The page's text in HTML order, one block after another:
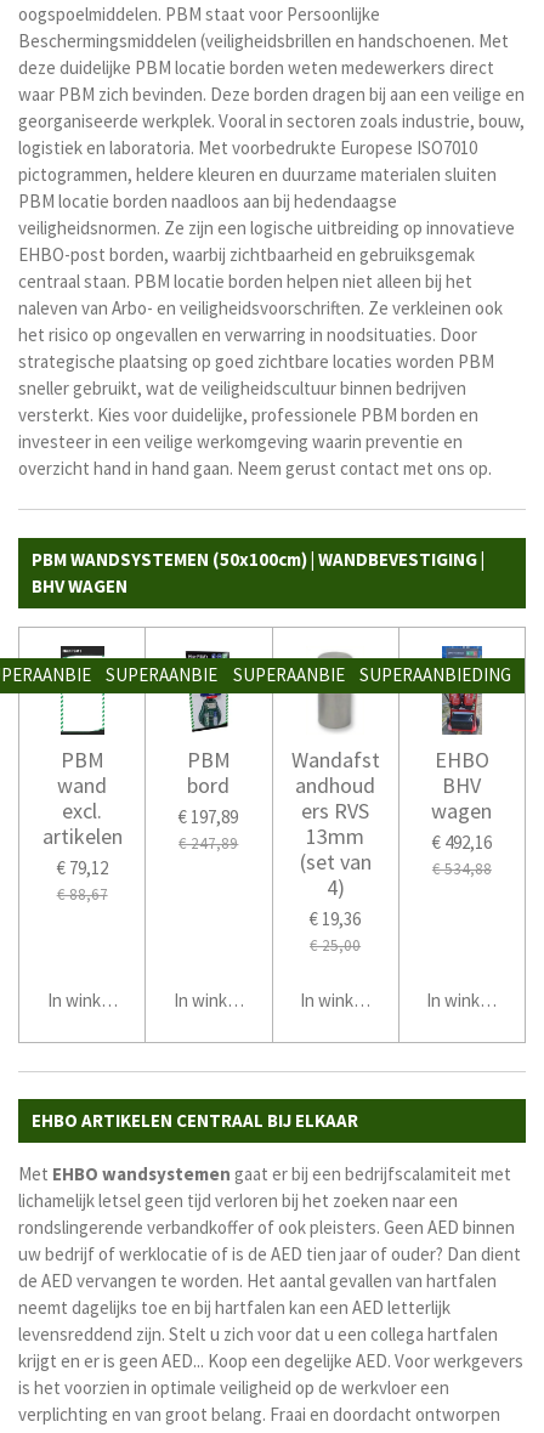
oogspoelmiddelen. PBM staat voor Persoonlijke
Beschermingsmiddelen (veiligheidsbrillen en handschoenen. Met
deze duidelijke PBM locatie borden weten medewerkers direct
waar PBM zich bevinden. Deze borden dragen bij aan een veilige en
georganiseerde werkplek. Vooral in sectoren zoals industrie, bouw,
logistiek en laboratoria. Met voorbedrukte Europese ISO7010
pictogrammen, heldere kleuren en duurzame materialen sluiten
PBM locatie borden naadloos aan bij hedendaagse
veiligheidsnormen. Ze zijn een logische uitbreiding op innovatieve
EHBO-post borden, waarbij zichtbaarheid en gebruiksgemak
centraal staan. PBM locatie borden helpen niet alleen bij het
naleven van Arbo- en veiligheidsvoorschriften. Ze verkleinen ook
het risico op ongevallen en verwarring in noodsituaties. Door
strategische plaatsing op goed zichtbare locaties worden PBM
sneller gebruikt, wat de veiligheidscultuur binnen bedrijven
versterkt. Kies voor duidelijke, professionele PBM borden en
investeer in een veilige werkomgeving waarin preventie en
overzicht hand in hand gaan. Neem gerust contact met ons op.
PBM WANDSYSTEMEN (50x100cm) | WANDBEVESTIGING |
BHV WAGEN
PBM
wand
excl.
artikelen
€ 79,12
€ 88,67
In winkelwagen
SUPERAANBIEDING
PBM
bord
€ 197,89
€ 247,89
In winkelwagen
SUPERAANBIEDING
Wandafst
andhoud
ers RVS
13mm
(set van
4)
€ 19,36
€ 25,00
In winkelwagen
SUPERAANBIEDING
EHBO
BHV
wagen
€ 492,16
€ 534,88
In winkelwagen
EHBO ARTIKELEN CENTRAAL BIJ ELKAAR
Met EHBO wandsystemen gaat er bij een bedrijfscalamiteit met
lichamelijk letsel geen tijd verloren bij het zoeken naar een
rondslingerende verbandkoffer of ook pleisters. Geen AED binnen
uw bedrijf of werklocatie of is de AED tien jaar of ouder? Dan dient
de AED vervangen te worden. Het aantal gevallen van hartfalen
neemt dagelijks toe en bij hartfalen kan een AED letterlijk
levensreddend zijn. Stelt u zich voor dat u een collega hartfalen
krijgt en er is geen AED... Koop een degelijke AED. Voor werkgevers
is het voorzien in optimale veiligheid op de werkvloer een
verplichting en van groot belang. Fraai en doordacht ontworpen